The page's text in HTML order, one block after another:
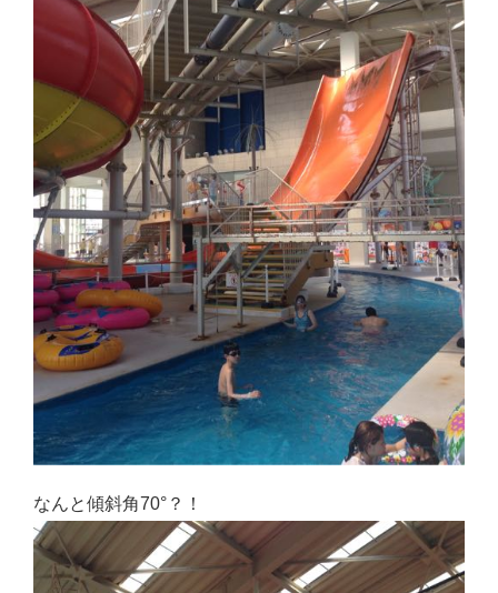
なんと傾斜角70°？！